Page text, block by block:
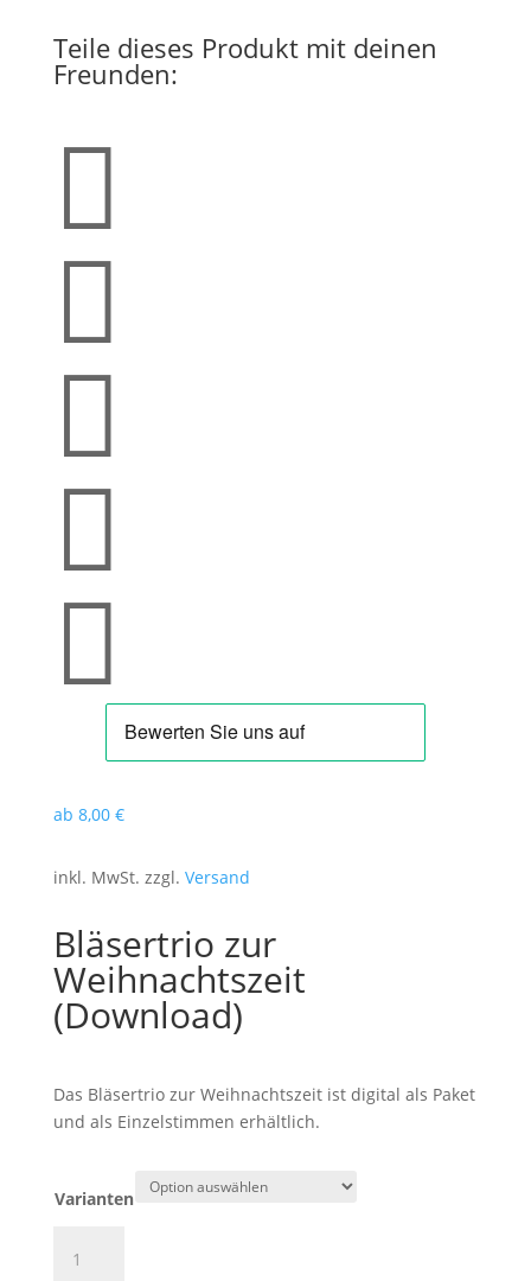
Teile dieses Produkt mit deinen
Freunden:





ab 8,00 €
inkl. MwSt. zzgl. Versand
Bläsertrio zur
Weihnachtszeit
(Download)
Das Bläsertrio zur Weihnachtszeit ist digital als Paket
und als Einzelstimmen erhältlich.
Varianten
zur